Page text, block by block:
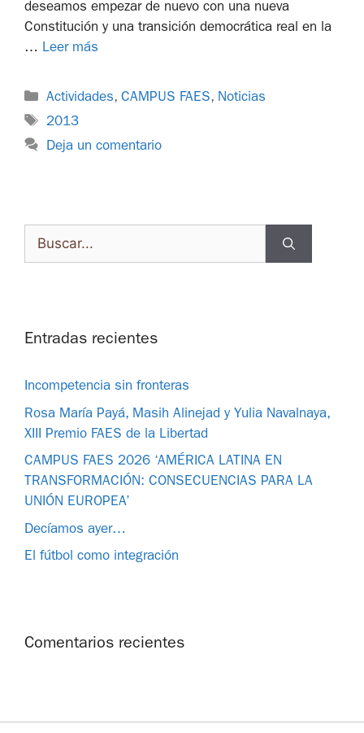
deseamos empezar de nuevo con una nueva
Constitución y una transición democrática real en la
… Leer más
Actividades,CAMPUS FAES, Noticias
2013
Deja un comentario
Entradas recientes
Incompetencia sin fronteras
Rosa María Payá, Masih Alinejad y Yulia Navalnaya,
XIII Premio FAES de la Libertad
CAMPUS FAES 2026 ‘AMÉRICA LATINA EN
TRANSFORMACIÓN: CONSECUENCIAS PARA LA
UNIÓN EUROPEA’
Decíamos ayer…
El fútbol como integración
Comentarios recientes